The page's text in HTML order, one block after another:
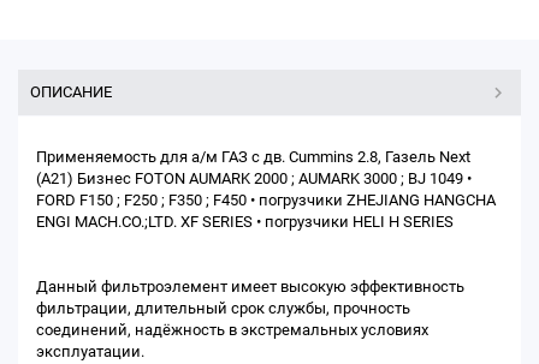
ОПИСАНИЕ
Применяемость для а/м ГАЗ с дв. Cummins 2.8, Газель Next
(A21) Бизнес FOTON AUMARK 2000 ; AUMARK 3000 ; BJ 1049 •
FORD F150 ; F250 ; F350 ; F450 • погрузчики ZHEJIANG HANGCHA
ENGI MACH.CO.;LTD. XF SERIES • погрузчики HELI H SERIES
Данный фильтроэлемент имеет высокую эффективность
фильтрации, длительный срок службы, прочность
соединений, надёжность в экстремальных условиях
эксплуатации.